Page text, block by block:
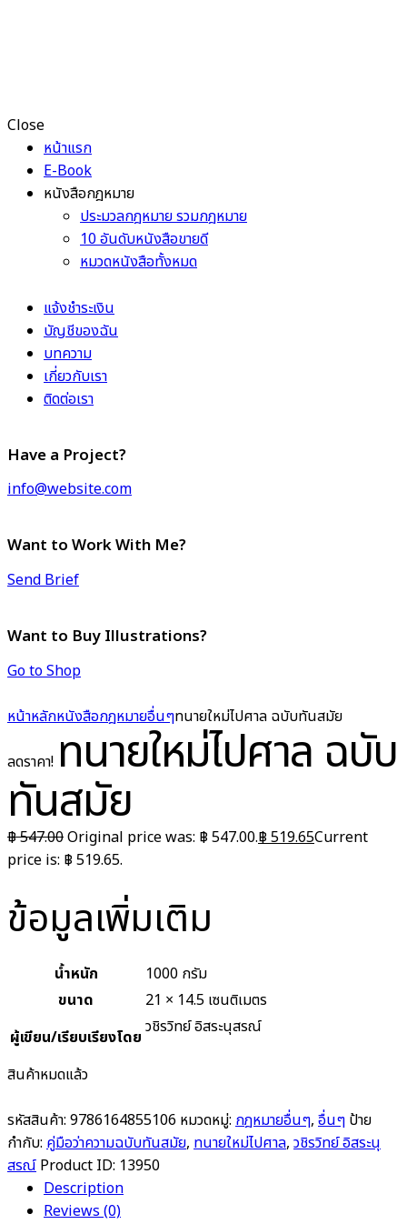
Close
หน้าแรก
E-Book
หนังสือกฎหมาย
ประมวลกฎหมาย รวมกฎหมาย
10 อันดับหนังสือขายดี
หมวดหนังสือทั้งหมด
แจ้งชำระเงิน
บัญชีของฉัน
บทความ
เกี่ยวกับเรา
ติดต่อเรา
Have a Project?
info@website.com
Want to Work With Me?
Send Brief
Want to Buy Illustrations?
Go to Shop
หน้าหลักหนังสือกฎหมายอื่นๆทนายใหม่ไปศาล ฉบับทันสมัย
ลดราคา! ทนายใหม่ไปศาล ฉบับ
ทันสมัย
฿547.00Original price was: ฿ 547.00.฿ 519.65Current
price is: ฿ 519.65.
ข้อมูลเพิ่มเติม
น้ำหนัก
1000 กรัม
ขนาด
21 × 14.5 เซนติเมตร
ผู้เขียน/เรียบเรียงโดย วชิรวิทย์ อิสระนุสรณ์
สินค้าหมดแล้ว
รหัสสินค้า: 9786164855106 หมวดหมู่: กฎหมายอื่นๆ, อื่นๆ ป้าย
กำกับ: คู่มือว่าความฉบับทันสมัย, ทนายใหม่ไปศาล, วชิรวิทย์ อิสระนุ
สรณ์ Product ID: 13950
Description
Reviews (0)